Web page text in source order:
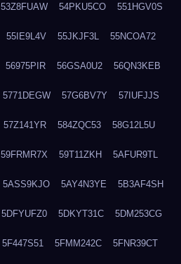
53Z8FUAW 54PKU5CO 551HGV0S
55IE9L4V 55JKJF3L 55NCOA72
56975PIR 56GSA0U2 56QN3KEB
5771DEGW 57G6BV7Y 57IUFJJS
57Z141YR 584ZQC53 58G12L5U
59FRMR7X 59T11ZKH 5AFUR9TL
5ASS9KJO 5AY4N3YE 5B3AF4SH
5DFYUFZ0 5DKYT31C 5DM253CG
5F447S51 5FMM242C 5FNR39CT